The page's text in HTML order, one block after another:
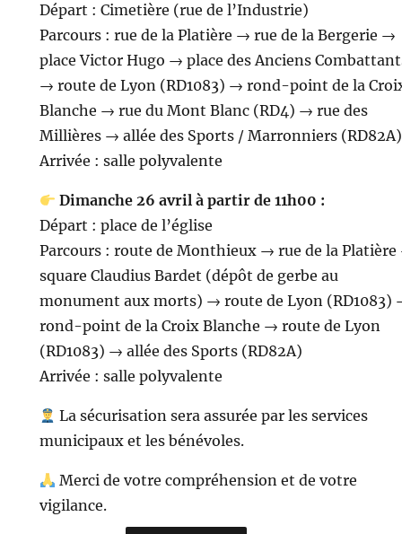
Départ : Cimetière (rue de l’Industrie)
Parcours : rue de la Platière → rue de la Bergerie →
place Victor Hugo → place des Anciens
→ route de Lyon (RD1083) → rond-point de la
Blanche → rue du Mont Blanc (RD4) → rue des
Millières → allée des Sports / Marronniers (RD82A)
Arrivée : salle polyvalente
Dimanche 26 avril à partir de 11h00 :
Départ : place de l’église
Parcours : route de Monthieux → rue de la
square Claudius Bardet (dépôt de gerbe au
monument aux morts) → route de Lyon (RD1083)
rond-point de la Croix Blanche → route de Lyon
(RD1083) → allée des Sports (RD82A)
Arrivée : salle polyvalente
La sécurisation sera assurée par les services
municipaux et les bénévoles.
Merci de votre compréhension et de votre
vigilance.